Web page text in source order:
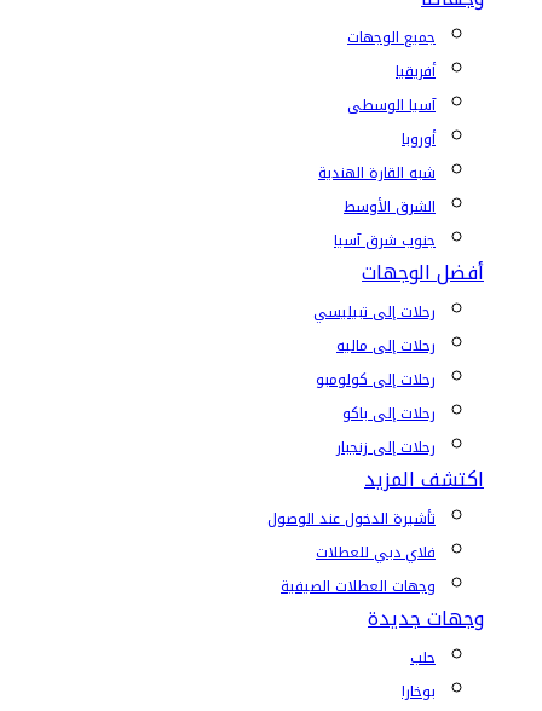
جميع الوجهات
أفريقيا
آسيا الوسطى
أوروبا
شبه القارة الهندية
الشرق الأوسط
جنوب شرق آسيا
أفضل الوجهات
رحلات إلى تبيليسي
رحلات إلى ماليه
رحلات إلى كولومبو
رحلات إلى باكو
رحلات إلى زنجبار
اكتشف المزيد
تأشيرة الدخول عند الوصول
فلاي دبي للعطلات
وجهات العطلات الصيفية
وجهات جديدة
حلب
بوخارا